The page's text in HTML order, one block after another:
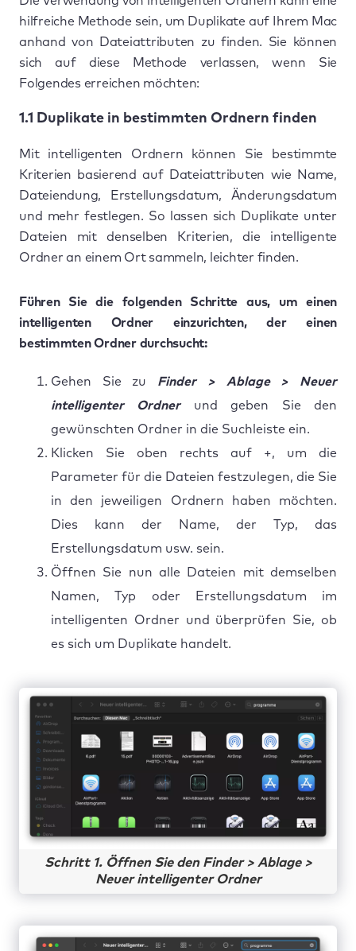
hilfreiche Methode sein, um Duplikate auf Ihrem Mac
anhand von Dateiattributen zu finden. Sie können
sich auf diese Methode verlassen, wenn Sie
Folgendes erreichen möchten:
1.1 Duplikate in bestimmten Ordnern finden
Mit intelligenten Ordnern können Sie bestimmte
Kriterien basierend auf Dateiattributen wie Name,
Dateiendung, Erstellungsdatum, Änderungsdatum
und mehr festlegen. So lassen sich Duplikate unter
Dateien mit denselben Kriterien, die intelligente
Ordner an einem Ort sammeln, leichter finden.
Führen Sie die folgenden Schritte aus, um einen
intelligenten Ordner einzurichten, der einen
bestimmten Ordner durchsucht:
Gehen Sie zu Finder > Ablage > Neuer
intelligenter Ordner und geben Sie den
gewünschten Ordner in die Suchleiste ein.
Klicken Sie oben rechts auf +, um die
Parameter für die Dateien festzulegen, die Sie
in den jeweiligen Ordnern haben möchten.
Dies kann der Name, der Typ, das
Erstellungsdatum usw. sein.
Öffnen Sie nun alle Dateien mit demselben
Namen, Typ oder Erstellungsdatum im
intelligenten Ordner und überprüfen Sie, ob
es sich um Duplikate handelt.
Schritt 1. Öffnen Sie den Finder > Ablage >
Neuer intelligenter Ordner